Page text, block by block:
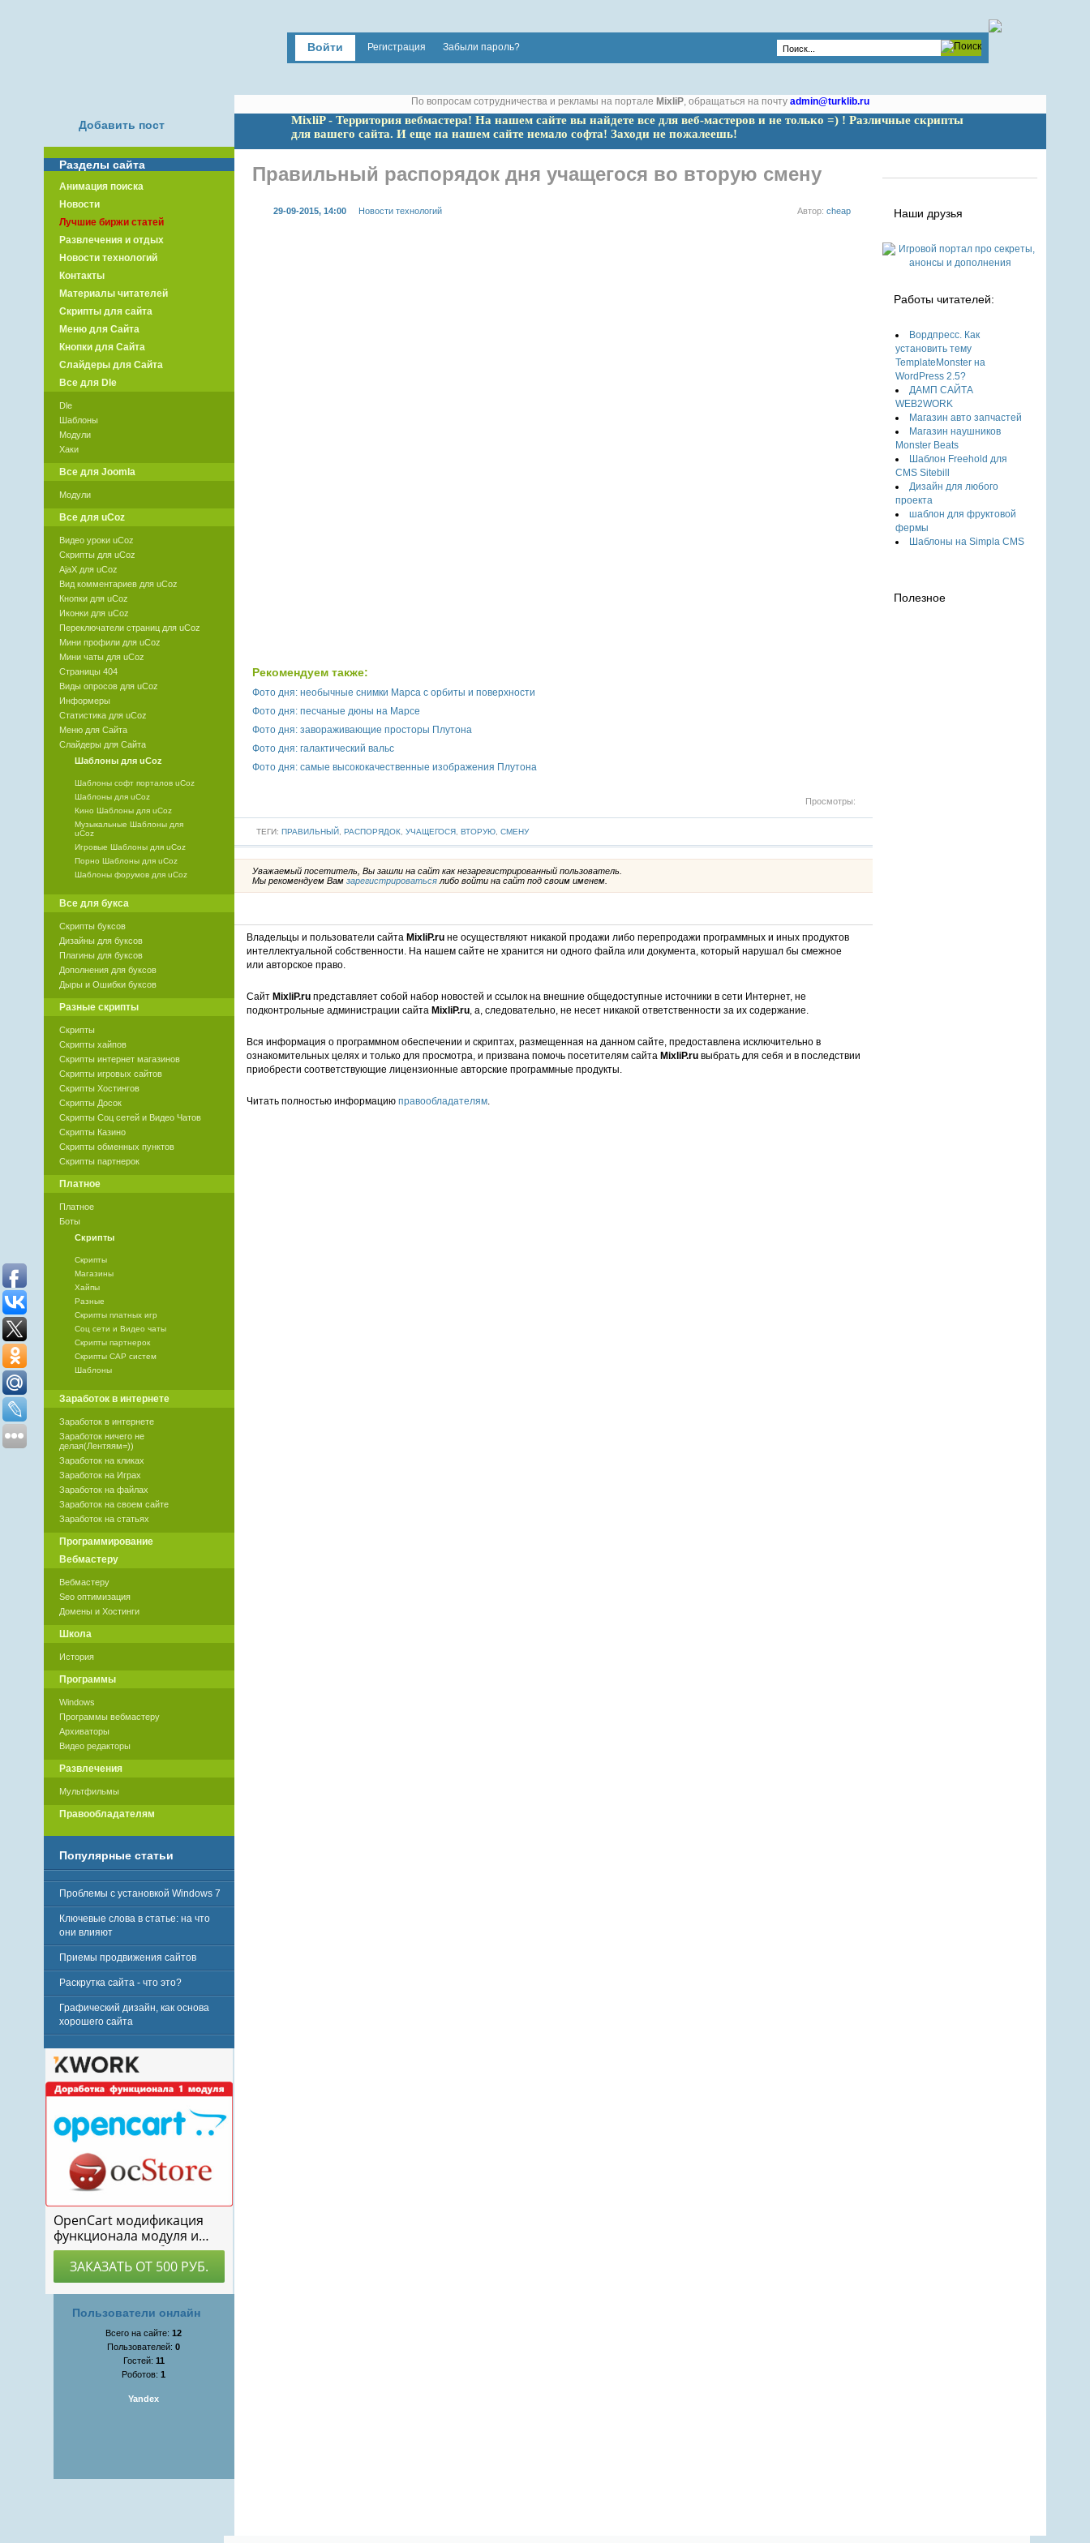
Войти Регистрация Забыли пароль?
По вопросам сотрудничества и рекламы на портале MixliP, обращаться на почту admin@turklib.ru
MixliP - Территория вебмастера! На нашем сайте вы найдете все для веб-мастеров и не только =) ! Различные скрипты
для вашего сайта. И еще на нашем сайте немало софта! Заходи не пожалеешь!
Правильный распорядок дня учащегося во вторую смену
Автор:cheap
29-09-2015, 14:00 Новости технологий
Рекомендуем также:
Фото дня: необычные снимки Марса с орбиты и поверхности
Фото дня: песчаные дюны на Марсе
Фото дня: завораживающие просторы Плутона
Фото дня: галактический вальс
Фото дня: самые высококачественные изображения Плутона
Просмотры:
ТЕГИ: ПРАВИЛЬНЫЙ, РАСПОРЯДОК, УЧАЩЕГОСЯ, ВТОРУЮ, СМЕНУ
Уважаемый посетитель, Вы зашли на сайт как незарегистрированный пользователь.
Мы рекомендуем Вам зарегистрироватьсялибо войти на сайт под своим именем.
Владельцы и пользователи сайта MixliP.ruне осуществляют никакой продажи либо перепродажи программных и иных продуктов
интеллектуальной собственности. На нашем сайте не хранится ни одного файла или документа, который нарушал бы смежное
или авторское право.
Сайт MixliP.ruпредставляет собой набор новостей и ссылок на внешние общедоступные источники в сети Интернет, не
подконтрольные администрации сайта MixliP.ru, а, следовательно, не несет никакой ответственности за их содержание.
Вся информация о программном обеспечении и скриптах, размещенная на данном сайте, предоставлена исключительно в
ознакомительных целях и только для просмотра, и призвана помочь посетителям сайта MixliP.ruвыбрать для себя и в последствии
приобрести соответствующие лицензионные авторские программные продукты.
Читать полностью информацию правообладателям.
Наши друзья
Работы читателей:
Вордпресс. Как
установить тему
TemplateMonster на
WordPress 2.5?
ДАМП САЙТА
WEB2WORK
Магазин авто запчастей
Магазин наушников
Monster Beats
Шаблон Freehold для
CMS Sitebill
Дизайн для любого
проекта
шаблон для фруктовой
фермы
Шаблоны на Simpla CMS
Полезное
Добавить пост
Разделы сайта
Анимация поиска
Новости
Лучшие биржи статей
Развлечения и отдых
Новости технологий
Контакты
Материалы читателей
Скрипты для сайта
Меню для Сайта
Кнопки для Сайта
Слайдеры для Сайта
Все для Dle
Dle
Шаблоны
Модули
Хаки
Все для Joomla
Модули
Все для uCoz
Видео уроки uCoz
Скрипты для uCoz
AjaX для uCoz
Вид комментариев для uCoz
Кнопки для uCoz
Иконки для uCoz
Переключатели страниц для uCoz
Мини профили для uCoz
Мини чаты для uCoz
Страницы 404
Виды опросов для uCoz
Информеры
Статистика для uCoz
Меню для Сайта
Слайдеры для Сайта
Шаблоны для uCoz
Шаблоны софт порталов uCoz
Шаблоны для uCoz
Кино Шаблоны для uCoz
Музыкальные Шаблоны для
uCoz
Игровые Шаблоны для uCoz
Порно Шаблоны для uCoz
Шаблоны форумов для uCoz
Все для букса
Скрипты буксов
Дизайны для буксов
Плагины для буксов
Дополнения для буксов
Дыры и Ошибки буксов
Разные скрипты
Скрипты
Скрипты хайпов
Скрипты интернет магазинов
Скрипты игровых сайтов
Скрипты Хостингов
Скрипты Досок
Скрипты Соц сетей и Видео Чатов
Скрипты Казино
Скрипты обменных пунктов
Скрипты партнерок
Платное
Платное
Боты
Скрипты
Скрипты
Магазины
Хайпы
Разные
Скрипты платных игр
Соц сети и Видео чаты
Скрипты партнерок
Скрипты САР систем
Шаблоны
Заработок в интернете
Заработок в интернете
Заработок ничего не
делая(Лентяям=))
Заработок на кликах
Заработок на Играх
Заработок на файлах
Заработок на своем сайте
Заработок на статьях
Программирование
Вебмастеру
Вебмастеру
Seo оптимизация
Домены и Хостинги
Школа
История
Программы
Windows
Программы вебмастеру
Архиваторы
Видео редакторы
Развлечения
Мультфильмы
Правообладателям
Популярные статьи
Проблемы с установкой Windows 7
Ключевые слова в статье: на что
они влияют
Приемы продвижения сайтов
Раскрутка сайта - что это?
Графический дизайн, как основа
хорошего сайта
Пользователи онлайн
Всего на сайте:12
Пользователей:0
Гостей: 11
Роботов:1
Yandex